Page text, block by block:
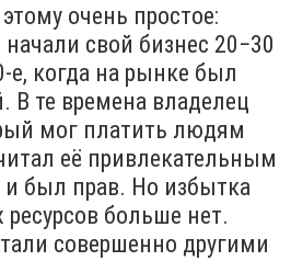
очень простое:
свой бизнес 20−30
е, когда на рынке был
В те времена владелец
мог платить людям
её привлекательным
был прав. Но избытка
ресурсов больше нет.
совершенно другими